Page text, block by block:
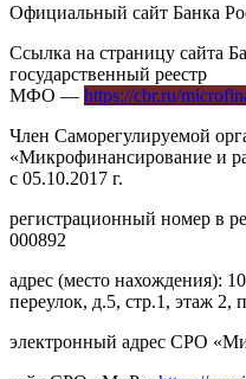
Официальный сайт Банка
Ссылка на страницу сайта
государственный реестр
МФО — https://cbr.ru/
Член Саморегулируемой
«Микрофинансирование и
с 05.10.2017 г.
регистрационный номер в
000892
адрес (место нахождения):
переулок, д.5, стр.1, этаж 2,
электронный адрес СРО